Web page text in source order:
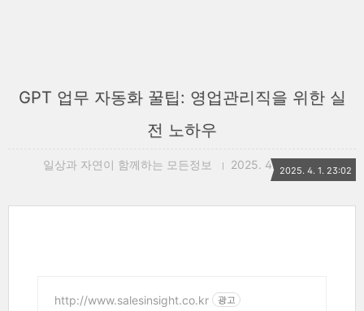
GPT 업무 자동화 꿀팁: 영업관리직을 위한 실
전 노하우
일상과 자연이 함께하는 모든정보 2025. 4. 1. 23:02
2025. 4. 1. 23:02
http://www.salesinsight.co.kr 광고